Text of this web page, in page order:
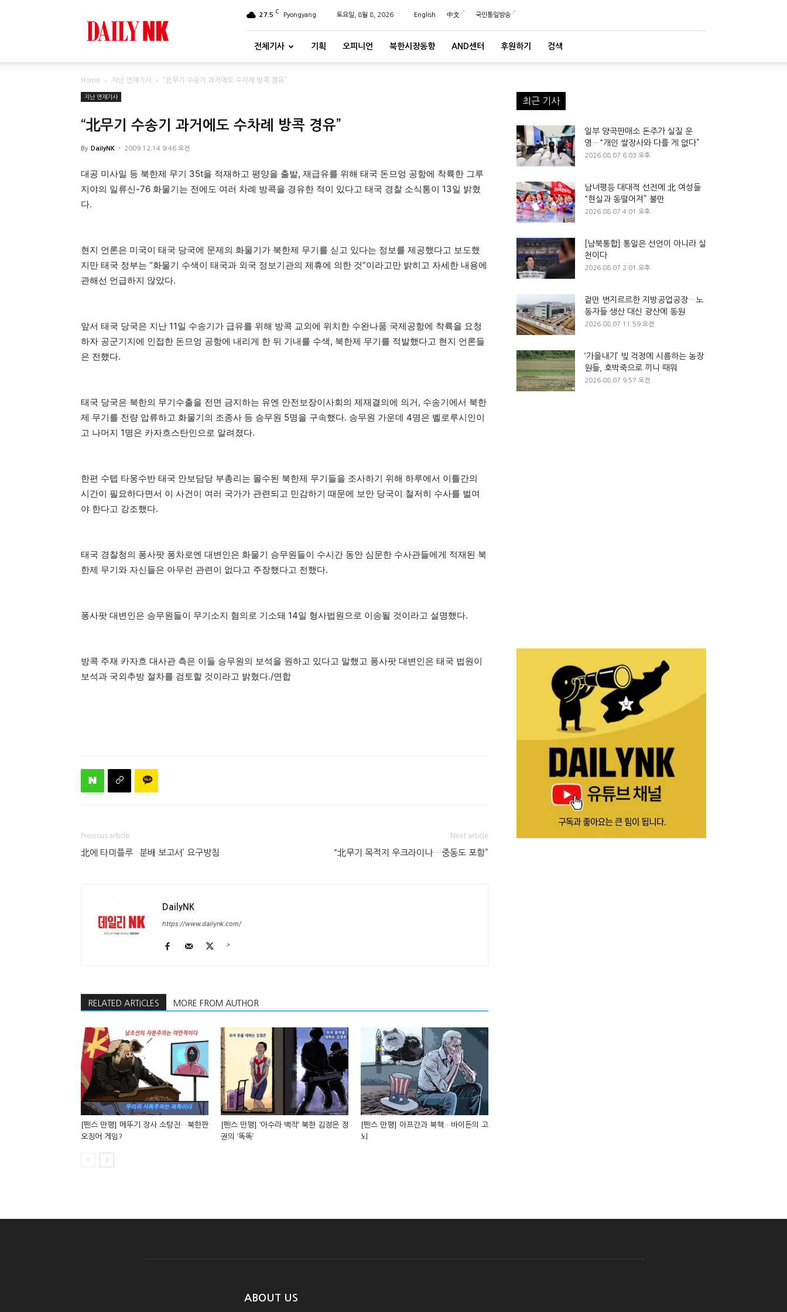
27.5 C Pyongyang 토요일, 8월 8, 2026 English 中文 국민통일방송
전체기사 기획 오피니언 북한시장동향 AND센터 후원하기 검색
Home 지난 연재기사 “北무기 수송기 과거에도 수차례 방콕 경유”
지난 연재기사
“北무기 수송기 과거에도 수차례 방콕 경유”
By DailyNK - 2009.12.14 9:46 오전
대공 미사일 등 북한제 무기 35t을 적재하고 평양을 출발, 재급유를 위해 태국 돈므엉 공항에 착륙한 그루
지야의 일류신-76 화물기는 전에도 여러 차례 방콕을 경유한 적이 있다고 태국 경찰 소식통이 13일 밝혔
다.
현지 언론은 미국이 태국 당국에 문제의 화물기가 북한제 무기를 싣고 있다는 정보를 제공했다고 보도했
지만 태국 정부는 “화물기 수색이 태국과 외국 정보기관의 제휴에 의한 것”이라고만 밝히고 자세한 내용에
관해선 언급하지 않았다.
앞서 태국 당국은 지난 11일 수송기가 급유를 위해 방콕 교외에 위치한 수완나품 국제공항에 착륙을 요청
하자 공군기지에 인접한 돈므엉 공항에 내리게 한 뒤 기내를 수색, 북한제 무기를 적발했다고 현지 언론들
은 전했다.
태국 당국은 북한의 무기수출을 전면 금지하는 유엔 안전보장이사회의 제재결의에 의거, 수송기에서 북한
제 무기를 전량 압류하고 화물기의 조종사 등 승무원 5명을 구속했다. 승무원 가운데 4명은 벨로루시인이
고 나머지 1명은 카자흐스탄인으로 알려졌다.
한편 수텝 타웅수반 태국 안보담당 부총리는 몰수된 북한제 무기들을 조사하기 위해 하루에서 이틀간의
시간이 필요하다면서 이 사건이 여러 국가가 관련되고 민감하기 때문에 보안 당국이 철저히 수사를 벌여
야 한다고 강조했다.
태국 경찰청의 퐁사팟 퐁차로엔 대변인은 화물기 승무원들이 수시간 동안 심문한 수사관들에게 적재된 북
한제 무기와 자신들은 아무런 관련이 없다고 주장했다고 전했다.
퐁사팟 대변인은 승무원들이 무기소지 혐의로 기소돼 14일 형사법원으로 이송될 것이라고 설명했다.
방콕 주재 카자흐 대사관 측은 이들 승무원의 보석을 원하고 있다고 말했고 퐁사팟 대변인은 태국 법원이
보석과 국외추방 절차를 검토할 것이라고 밝혔다./연합
Previous article
北에 타미플루 `분배 보고서’ 요구방침
Next article
“北무기 목적지 우크라이나…중동도 포함”
DailyNK
https://www.dailynk.com/
RELATED ARTICLES MORE FROM AUTHOR
[펜스 만평] 메뚜기 장사 소탕전…북한판
오징어 게임?
[펜스 만평] ‘아수라 백작’ 북한 김정은 정
권의 ‘똑똑’
[펜스 만평] 아프간과 북핵…바이든의 고
뇌
최근 기사
일부 양곡판매소 돈주가 실질 운
영…“개인 쌀장사와 다를 게 없다”
2026.08.07 6:03 오후
남녀평등 대대적 선전에 北 여성들
“현실과 동떨어져” 불만
2026.08.07 4:01 오후
[남북통합] 통일은 선언이 아니라 실
천이다
2026.08.07 2:01 오후
겉만 번지르르한 지방공업공장…노
동자들 생산 대신 광산에 동원
2026.08.07 11:59 오전
‘가을내기’ 빚 걱정에 시름하는 농장
원들, 호박죽으로 끼니 때워
2026.08.07 9:57 오전
ABOUT US